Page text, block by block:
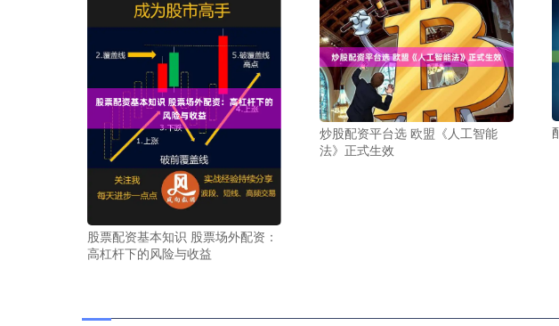
股票配资基本知识 股票场外配资：
高杠杆下的风险与收益
炒股配资平台选 欧盟《人工智能
法》正式生效